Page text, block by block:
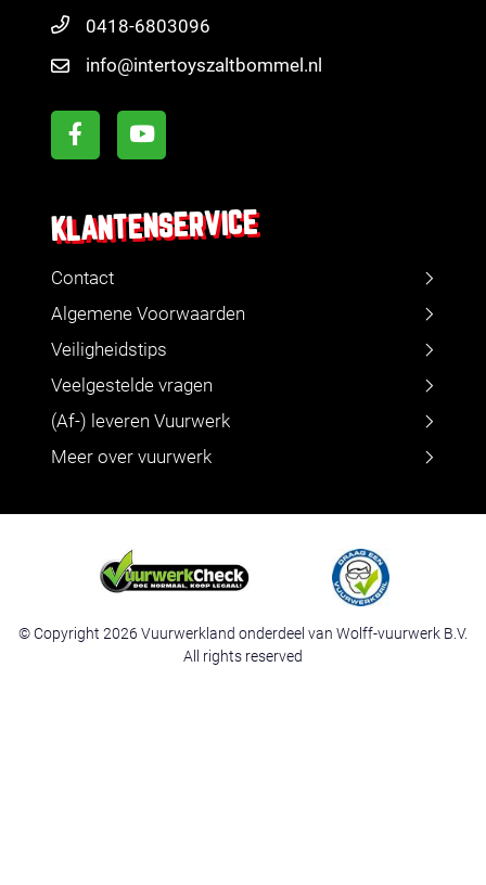
0418-6803096
info@intertoyszaltbommel.nl
KLANTENSERVICE
Contact
Algemene Voorwaarden
Veiligheidstips
Veelgestelde vragen
(Af-) leveren Vuurwerk
Meer over vuurwerk
© Copyright 2026 Vuurwerkland onderdeel van Wolff-vuurwerk B.V.
All rights reserved